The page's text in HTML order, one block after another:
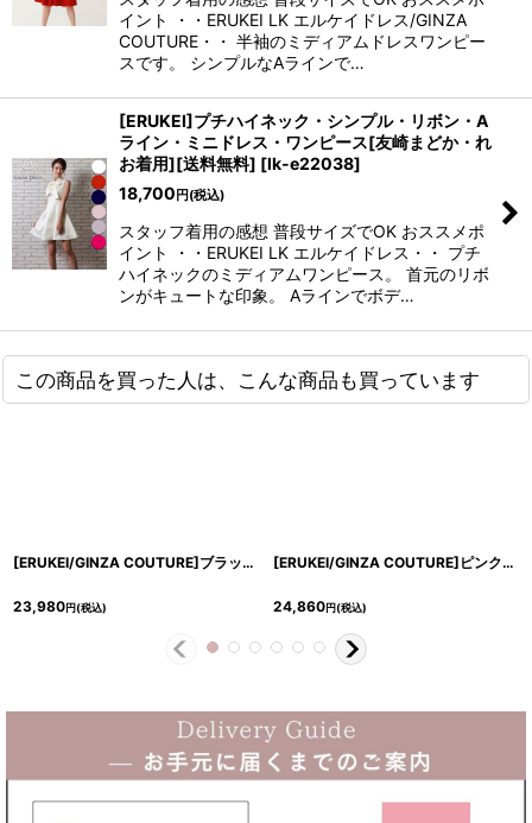
イント ・・ERUKEI LK エルケイドレス/GINZA
COUTURE・・ 半袖のミディアムドレスワンピー
スです。 シンプルなAラインで…
[ERUKEI]プチハイネック・シンプル・リボン・A
ライン・ミニドレス・ワンピース[友崎まどか・れ
お着用][送料無料] [lk-e22038]
18,700 円 (税込)
スタッフ着用の感想 普段サイズでOK おススメポ
イント ・・ERUKEI LK エルケイドレス・・ プチ
ハイネックのミディアムワンピース。 首元のリボ
ンがキュートな印象。 Aラインでボデ…
この商品を買った人は、こんな商品も買っています
[ERUKEI/GINZA COUTURE]ブラック・シンプル・マーメイドライン・パフスリーブ・ミディアムドレス・ワンピース[送料無料]
23,980円(税込)
[ERUKEI/GINZA COUTURE]ピンク・フラワープリント・Aライン・プチハイネック・ミディアムドレス・ワンピース[送料無料]
24,860円(税込)